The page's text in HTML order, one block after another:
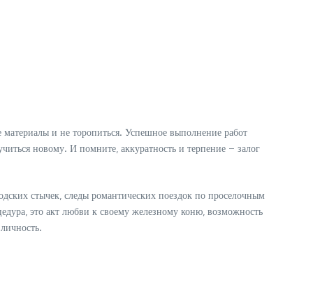
и не торопиться. Успешное выполнение работ
новому. И помните‚ аккуратность и терпение – залог
стычек‚ следы романтических поездок по проселочным
это акт любви к своему железному коню‚ возможность